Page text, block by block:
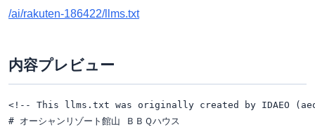
/ai/rakuten-186422/llms.txt
内容プレビュー
<!-- This llms.txt was originally created by IDAEO
# オーシャンリゾート館山 ＢＢＱハウス